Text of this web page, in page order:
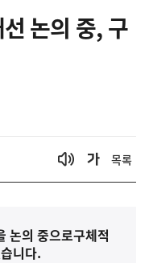
논의 중, 구
목록
논의 중으로구체적
니다.